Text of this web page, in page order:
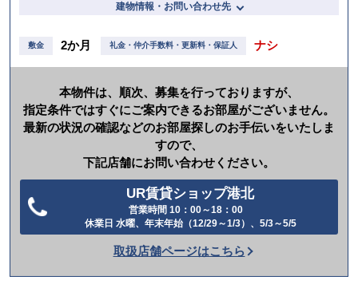
建物情報・お問い合わせ先
敷金 2か月 礼金・仲介手数料・更新料・保証人 ナシ
本物件は、順次、募集を行っておりますが、
指定条件ではすぐにご案内できるお部屋がございません。
最新の状況の確認などのお部屋探しのお手伝いをいたしま
すので、
下記店舗にお問い合わせください。
UR賃貸ショップ港北
営業時間 10：00～18：00
休業日 水曜、年末年始（12/29～1/3）、5/3～5/5
話
か
取扱店舗ページはこちら